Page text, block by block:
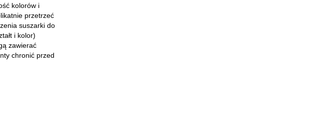
kolorów i
przetrzeć
suszarki do
i kolor)
zawierać
chronić przed